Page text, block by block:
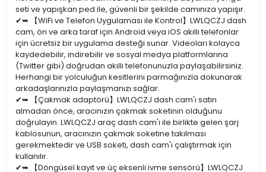
seti ve yapışkan ped ile, güvenli bir şekilde camınıza yapışır.
✔➥ 【WiFi ve Telefon Uygulaması ile Kontrol】LWLQCZJ dash
cam, ön ve arka taraf için Android veya iOS akıllı telefonlar
için ücretsiz bir uygulama desteği sunar. Videoları kolayca
kaydedebilir, indirebilir ve sosyal medya platformlarına
(Twitter gibi) doğrudan akıllı telefonunuzla paylaşabilirsiniz.
Herhangi bir yolculuğun kesitlerini parmağınızla dokunarak
arkadaşlarınızla paylaşmanızı sağlar.
✔➥ 【Çakmak adaptörü】LWLQCZJ dash cam'ı satın
almadan önce, aracınızın çakmak soketinin olduğunu
doğrulayın. LWLQCZJ araç dash cam'ı ile birlikte gelen şarj
kablosunun, aracınızın çakmak soketine takılması
gerekmektedir ve USB soketi, dash cam'ı çalıştırmak için
kullanılır.
✔➥ 【Döngüsel kayıt ve üç eksenli ivme sensörü】LWLQCZJ